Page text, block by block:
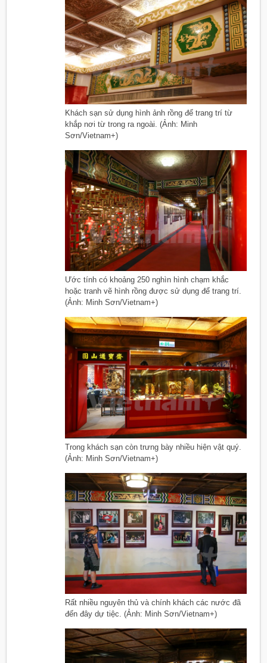
Khách sạn sử dụng hình ảnh rồng để trang trí từ
khắp nơi từ trong ra ngoài. (Ảnh: Minh
Sơn/Vietnam+)
Ước tính có khoảng 250 nghìn hình chạm khắc
hoặc tranh vẽ hình rồng được sử dụng để trang trí.
(Ảnh: Minh Sơn/Vietnam+)
Trong khách sạn còn trưng bày nhiều hiện vật quý.
(Ảnh: Minh Sơn/Vietnam+)
Rất nhiều nguyên thủ và chính khách các nước đã
đến đây dự tiệc. (Ảnh: Minh Sơn/Vietnam+)